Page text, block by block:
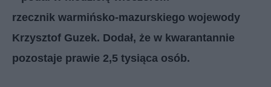
rzecznik warmińsko-mazurskiego wojewody
Krzysztof Guzek. Dodał, że w kwarantannie
pozostaje prawie 2,5 tysiąca osób.